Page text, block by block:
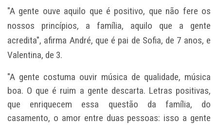
"A gente ouve aquilo que é positivo, que não fere os
nossos princípios, a família, aquilo que a gente
acredita", afirma André, que é pai de Sofia, de 7 anos, e
Valentina, de 3.
"A gente costuma ouvir música de qualidade, música
boa. O que é ruim a gente descarta. Letras positivas,
que enriquecem essa questão da família, do
casamento, o amor entre duas pessoas: isso a gente